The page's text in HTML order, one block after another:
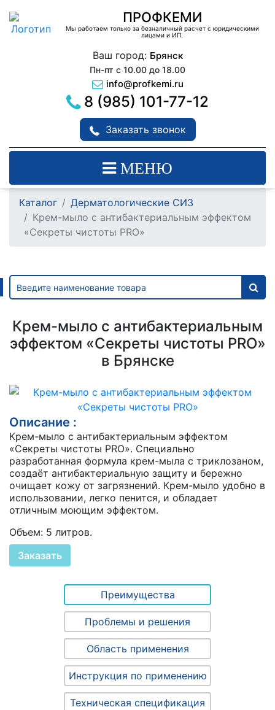
ПРОФКЕМИ
Мы работаем только за безналичный расчет с юридическими
лицами и ИП.
Ваш город: Брянск
Пн-пт с 10.00 до 18.00
info@profkemi.ru
8 (985) 101-77-12
Заказать звонок
МЕНЮ
Каталог
Дерматологические СИЗ
Крем-мыло с антибактериальным эффектом
«Секреты чистоты PRO»
Крем-мыло с антибактериальным
эффектом «Секреты чистоты PRO»
в Брянске
Описание :
Крем-мыло с антибактериальным эффектом
«Секреты чистоты PRO». Специально
разработанная формула крем-мыла с триклозаном,
создаёт антибактериальную защиту и бережно
очищает кожу от загрязнений. Крем-мыло удобно в
использовании, легко пенится, и обладает
отличным моющим эффектом.
Объем: 5 литров.
Заказать
Преимущества
Проблемы и решения
Область применения
Инструкция по применению
Техническая спецификация